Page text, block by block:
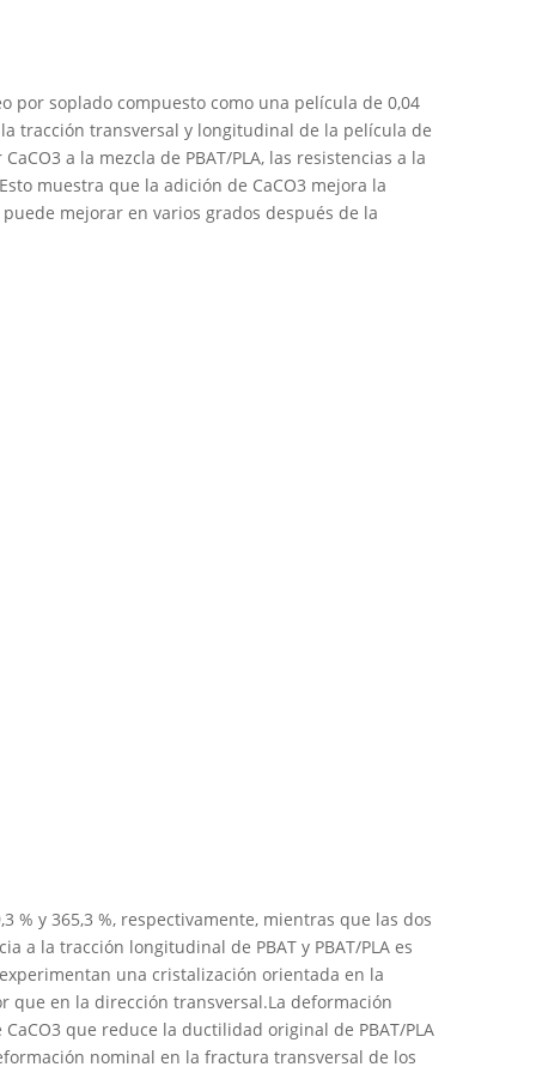
por soplado compuesto como una película de 0,04
tracción transversal y longitudinal de la película de
a la mezcla de PBAT/PLA, las resistencias a la
muestra que la adición de CaCO3 mejora la
mejorar en varios grados después de la
y 365,3 %, respectivamente, mientras que las dos
a la tracción longitudinal de PBAT y PBAT/PLA es
una cristalización orientada en la
en la dirección transversal.La deformación
que reduce la ductilidad original de PBAT/PLA
nominal en la fractura transversal de los